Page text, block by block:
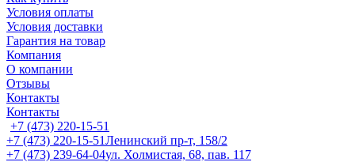
Условия оплаты
Условия доставки
Гарантия на товар
Компания
О компании
Отзывы
Контакты
Контакты
+7 (473) 220-15-51
+7 (473) 220-15-51Ленинский пр-т, 158/2
+7 (473) 239-64-04ул. Холмистая, 68, пав. 117